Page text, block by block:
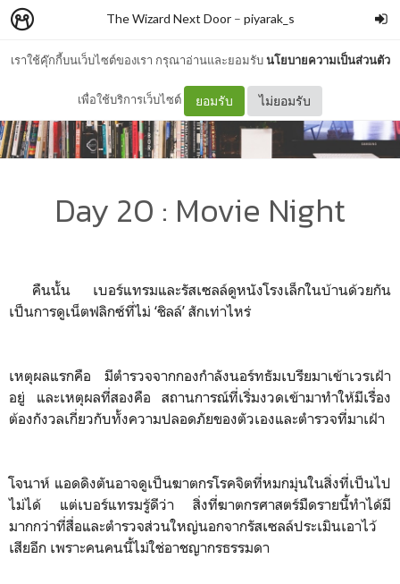
เราใช้คุ๊กกี้บนเว็บไซต์ของเรา กรุณาอ่านและยอมรับนโยบายความเป็นส่วนตัว
เพื่อใช้บริการเว็บไซต์ ยอมรับ ไม่ยอมรับ
The Wizard Next Door– piyarak_s
Day 20 : Movie Night
คืนนั้น เบอร์แทรมและรัสเซลล์ดูหนังโรงเล็กในบ้านด้วยกัน
เป็นการดูเน็ตฟลิกซ์ที่ไม่ ‘ชิลล์’ สักเท่าไหร่
เหตุผลแรกคือ มีตำรวจจากกองกำลังนอร์ทธัมเบรียมาเข้าเวรเฝ้า
อยู่ และเหตุผลที่สองคือ สถานการณ์ที่เริ่มงวดเข้ามาทำให้มีเรื่อง
ต้องกังวลเกี่ยวกับทั้งความปลอดภัยของตัวเองและตำรวจที่มาเฝ้า
โจนาห์ แอดดิงตันอาจดูเป็นฆาตกรโรคจิตที่หมกมุ่นในสิ่งที่เป็นไป
ไม่ได้ แต่เบอร์แทรมรู้ดีว่า สิ่งที่ฆาตกรศาสตร์มืดรายนี้ทำได้มี
มากกว่าที่สื่อและตำรวจส่วนใหญ่นอกจากรัสเซลล์ประเมินเอาไว้
เสียอีก เพราะคนคนนี้ไม่ใช่อาชญากรธรรมดา